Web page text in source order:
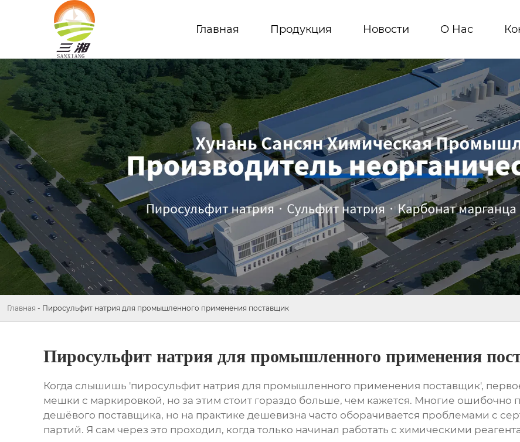
Главная Продукция Новости О Hас
Главная - Пиросульфит натрия для промышленного применения поставщик
Пиросульфит натрия для промышленного применения
Когда слышишь 'пиросульфит натрия для промышленного применения поставщик',
мешки с маркировкой, но за этим стоит гораздо больше, чем кажется. Многие ошибочно
дешёвого поставщика, но на практике дешевизна часто оборачивается проблемами с
партий. Я сам через это проходил, когда только начинал работать с химическими